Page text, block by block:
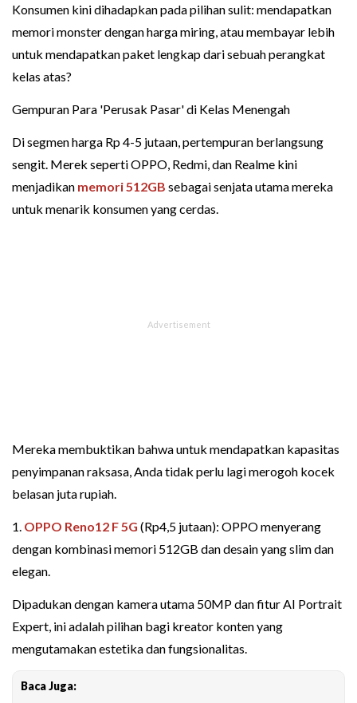
Konsumen kini dihadapkan pada pilihan sulit: mendapatkan
memori monster dengan harga miring, atau membayar lebih
untuk mendapatkan paket lengkap dari sebuah perangkat
kelas atas?
Gempuran Para 'Perusak Pasar' di Kelas Menengah
Di segmen harga Rp 4-5 jutaan, pertempuran berlangsung
sengit. Merek seperti OPPO, Redmi, dan Realme kini
menjadikan memori 512GB sebagai senjata utama mereka
untuk menarik konsumen yang cerdas.
Mereka membuktikan bahwa untuk mendapatkan kapasitas
penyimpanan raksasa, Anda tidak perlu lagi merogoh kocek
belasan juta rupiah.
1. OPPO Reno12 F 5G (Rp4,5 jutaan): OPPO menyerang
dengan kombinasi memori 512GB dan desain yang slim dan
elegan.
Dipadukan dengan kamera utama 50MP dan fitur AI Portrait
Expert, ini adalah pilihan bagi kreator konten yang
mengutamakan estetika dan fungsionalitas.
Baca Juga: